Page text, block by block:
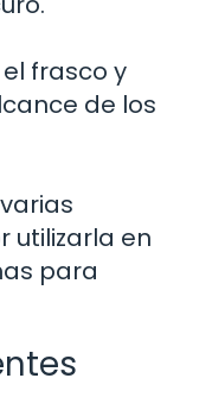
frasco y
de los
utilizarla en
para